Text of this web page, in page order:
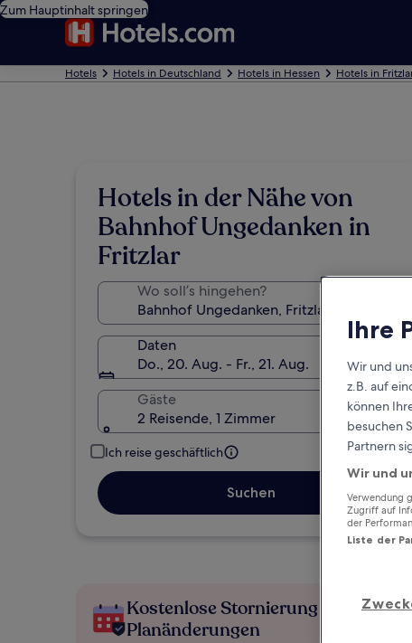
Zum Hauptinhalt springen
Hotels Hotels in Deutschland Hotels in Hessen Hotels in
Hotels in der Nähe von
Bahnhof Ungedanken in
Fritzlar
Wo soll’s hingehen?
Daten
Do., 20. Aug. - Fr., 21. Aug.
Gäste
2 Reisende, 1 Zimmer
Ich reise geschäftlich
Suchen
Kostenlose Stornierung bei
Planänderungen
Ihre
Wir und
z.B. auf
können
besuchen
Partnern
Wir und
Verwendung
Zugriff auf
der
Liste der